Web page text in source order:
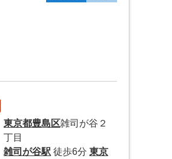
東京都豊島区雑司が谷２
丁目
雑司が谷駅 徒歩6分東京